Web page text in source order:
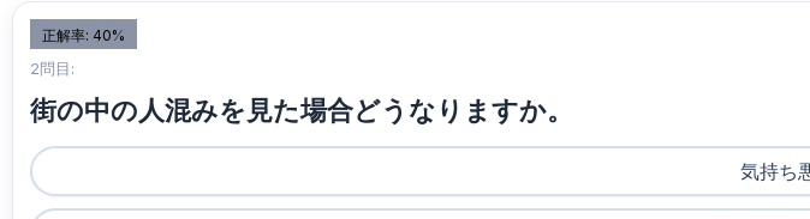
正解率: 40%
2問目:
街の中の人混みを見た場合どうなりますか。
気持ち